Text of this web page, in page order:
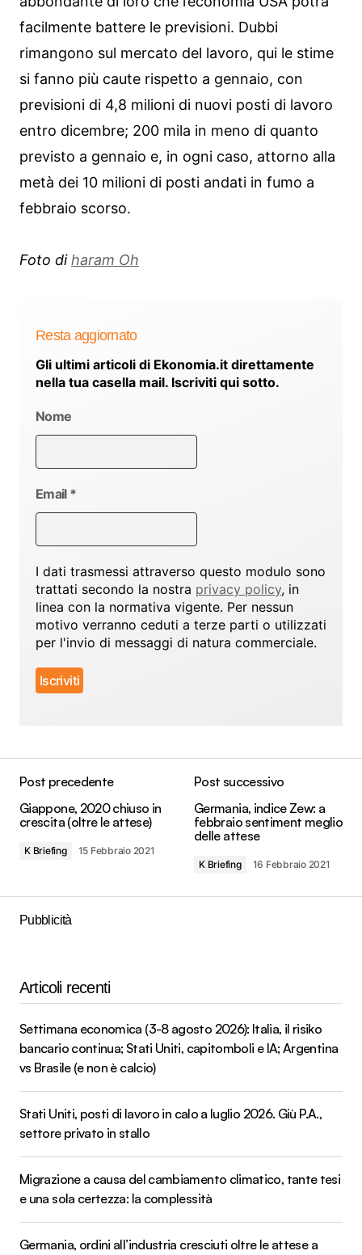
facilmente battere le previsioni. Dubbi
rimangono sul mercato del lavoro, qui le stime
si fanno più caute rispetto a gennaio, con
previsioni di 4,8 milioni di nuovi posti di lavoro
entro dicembre; 200 mila in meno di quanto
previsto a gennaio e, in ogni caso, attorno alla
metà dei 10 milioni di posti andati in fumo a
febbraio scorso.
Foto diharam Oh
Resta aggiornato
Gli ultimi articoli di Ekonomia.it direttamente
nella tua casella mail. Iscriviti qui sotto.
Nome
Email *
I dati trasmessi attraverso questo modulo sono
trattati secondo la nostra privacy policy, in
linea con la normativa vigente. Per nessun
motivo verranno ceduti a terze parti o utilizzati
per l'invio di messaggi di natura commerciale.
Post precedente
Giappone, 2020 chiuso in
crescita (oltre le attese)
K Briefing 15 Febbraio 2021
Post successivo
Germania, indice Zew: a
febbraio sentiment meglio
delle attese
K Briefing 16 Febbraio 2021
Pubblicità
Articoli recenti
Settimana economica (3-8 agosto 2026): Italia, il risiko
bancario continua; Stati Uniti, capitomboli e IA; Argentina
vs Brasile (e non è calcio)
Stati Uniti, posti di lavoro in calo a luglio 2026. Giù P.A.,
settore privato in stallo
Migrazione a causa del cambiamento climatico, tante tesi
e una sola certezza: la complessità
Germania, ordini all’industria cresciuti oltre le attese a